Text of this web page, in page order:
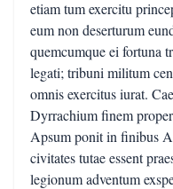
etiam tum exercitu
eum non deserturum
quemcumque ei fortuna
legati; tribuni militum
omnis exercitus iurat.
Dyrrachium finem
Apsum ponit in finibus
civitates tutae essent
legionum adventum